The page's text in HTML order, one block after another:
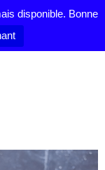
disponible. Bonne